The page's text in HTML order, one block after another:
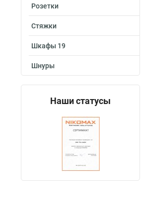
Розетки
Стяжки
Шкафы 19
Шнуры
Наши статусы